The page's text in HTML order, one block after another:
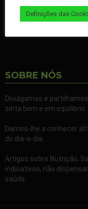
Partilhe também a
amigos.
SOBRE NÓS
Divulgamos e
sinta bem e em equilibrio.
Damos-lhe a conhecer
do dia-a-dia.
Artigos sobre Nutrição,
indicativos, não
saúde.
Definições das